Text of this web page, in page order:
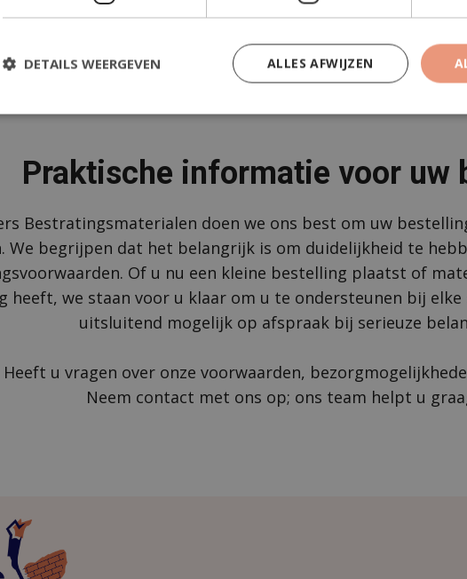
Praktische informatie voor uw
Bestratingsmaterialen doen we ons best om uw
We begrijpen dat het belangrijk is om duidelijkheid te
Of u nu een kleine bestelling plaatst of
heeft, we staan voor u klaar om u te ondersteunen bij
uitsluitend mogelijk op afspraak bij serieuze
Heeft u vragen over onze voorwaarden,
Neem contact met ons op; ons team helpt u
ALLES AFWIJZEN
DETAILS WEERGEVEN